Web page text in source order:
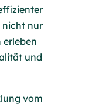
nicht nur
und
vom